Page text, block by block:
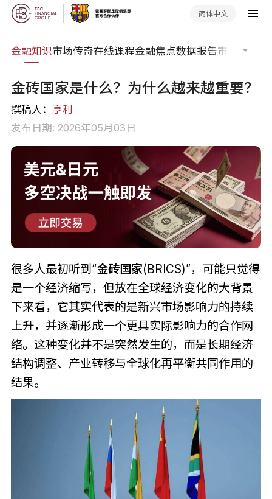
简体中文
金融知识市场传奇在线课程金融焦点数据报告市场分析
金砖国家是什么？为什么越来越重要？
撰稿人： 亨利
发布日期: 2026年05月03日
很多人最初听到“金砖国家(BRICS)”，可能只觉得
是一个经济缩写，但放在全球经济变化的大背景
下来看，它其实代表的是新兴市场影响力的持续
上升，并逐渐形成一个更具实际影响力的合作网
络。这种变化并不是突然发生的，而是长期经济
结构调整、产业转移与全球化再平衡共同作用的
结果。